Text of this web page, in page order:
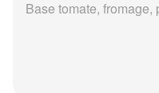
Base tomate,